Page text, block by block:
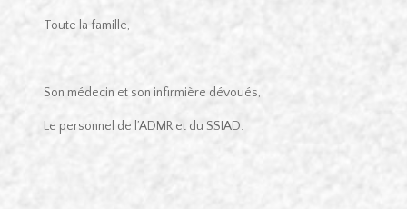
Toute la famille,
Son médecin et son infirmière dévoués,
Le personnel de l’ADMR et du SSIAD.